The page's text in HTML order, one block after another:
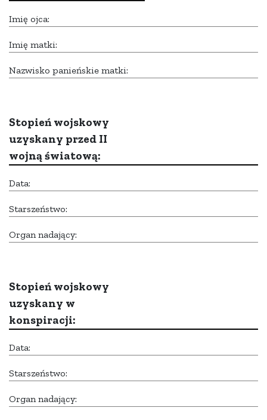
Imię ojca:
Imię matki:
Nazwisko panieńskie matki:
Stopień wojskowy
uzyskany przed II
wojną światową:
Data:
Starszeństwo:
Organ nadający:
Stopień wojskowy
uzyskany w
konspiracji:
Data:
Starszeństwo:
Organ nadający: